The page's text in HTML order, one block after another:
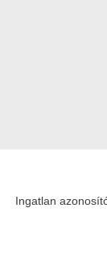
Ingatlan